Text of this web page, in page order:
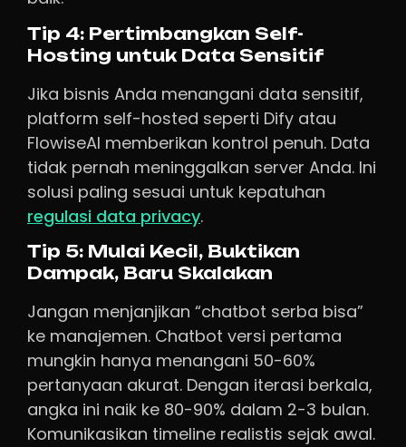
Tip 4: Pertimbangkan Self-
Hosting untuk Data Sensitif
Jika bisnis Anda menangani data sensitif,
platform self-hosted seperti Dify atau
FlowiseAI memberikan kontrol penuh. Data
tidak pernah meninggalkan server Anda. Ini
solusi paling sesuai untuk kepatuhan
regulasi data privacy.
Tip 5: Mulai Kecil, Buktikan
Dampak, Baru Skalakan
Jangan menjanjikan “chatbot serba bisa”
ke manajemen. Chatbot versi pertama
mungkin hanya menangani 50-60%
pertanyaan akurat. Dengan iterasi berkala,
angka ini naik ke 80-90% dalam 2-3 bulan.
Komunikasikan timeline realistis sejak awal.